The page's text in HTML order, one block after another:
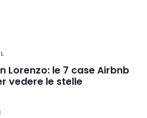
Lorenzo: le 7 case Airbnb
vedere le stelle